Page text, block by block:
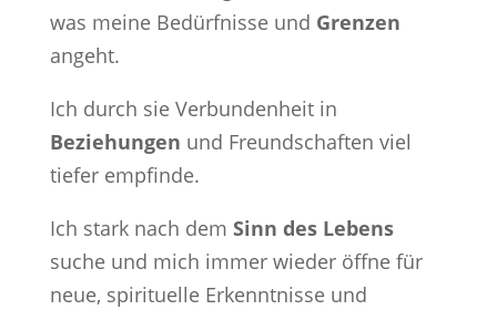
was meine Bedürfnisse und Grenzen
angeht.
Ich durch sie Verbundenheit in
Beziehungen und Freundschaften viel
tiefer empfinde.
Ich stark nach dem Sinn des Lebens
suche und mich immer wieder öffne für
neue, spirituelle Erkenntnisse und